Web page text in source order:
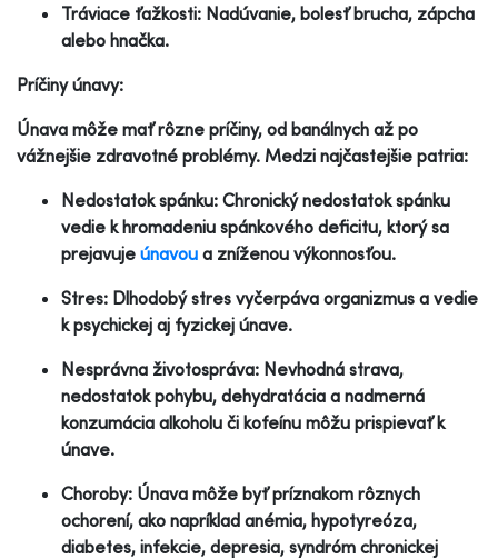
Tráviace ťažkosti: Nadúvanie, bolesť brucha, zápcha
alebo hnačka.
Príčiny únavy:
Únava môže mať rôzne príčiny, od banálnych až po
vážnejšie zdravotné problémy. Medzi najčastejšie patria:
Nedostatok spánku: Chronický nedostatok spánku
vedie k hromadeniu spánkového deficitu, ktorý sa
prejavuje únavou a zníženou výkonnosťou.
Stres: Dlhodobý stres vyčerpáva organizmus a vedie
k psychickej aj fyzickej únave.
Nesprávna životospráva: Nevhodná strava,
nedostatok pohybu, dehydratácia a nadmerná
konzumácia alkoholu či kofeínu môžu prispievať k
únave.
Choroby: Únava môže byť príznakom rôznych
ochorení, ako napríklad anémia, hypotyreóza,
diabetes, infekcie, depresia, syndróm chronickej